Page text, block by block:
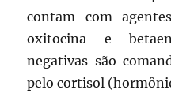
contam com
oxitocina e
negativas são
pelo cortisol